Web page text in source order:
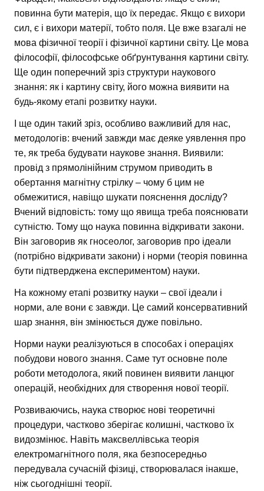
повинна бути матерія, що їх передає. Якщо є вихори
сил, є і вихори матерії, тобто поля. Це вже взагалі не
мова фізичної теорії і фізичної картини світу. Це мова
філософії, філософське обґрунтування картини світу.
Ще один поперечний зріз структури наукового
знання: як і картину світу, його можна виявити на
будь-якому етапі розвитку науки.
І ще один такий зріз, особливо важливий для нас,
методологів: вчений завжди має деяке уявлення про
те, як треба будувати наукове знання. Виявили:
провід з прямолінійним струмом приводить в
обертання магнітну стрілку – чому б цим не
обмежитися, навіщо шукати пояснення досліду?
Вчений відповість: тому що явища треба пояснювати
сутністю. Тому що наука повинна відкривати закони.
Він заговорив як гносеолог, заговорив про ідеали
(потрібно відкривати закони) і норми (теорія повинна
бути підтверджена експериментом) науки.
На кожному етапі розвитку науки – свої ідеали і
норми, але вони є завжди. Це самий консервативний
шар знання, він змінюється дуже повільно.
Норми науки реалізуються в способах і операціях
побудови нового знання. Саме тут основне поле
роботи методолога, який повинен виявити ланцюг
операцій, необхідних для створення нової теорії.
Розвиваючись, наука створює нові теоретичні
процедури, частково зберігає колишні, частково їх
видозмінює. Навіть максвеллівська теорія
електромагнітного поля, яка безпосередньо
передувала сучасній фізиці, створювалася інакше,
ніж сьогоднішні теорії.